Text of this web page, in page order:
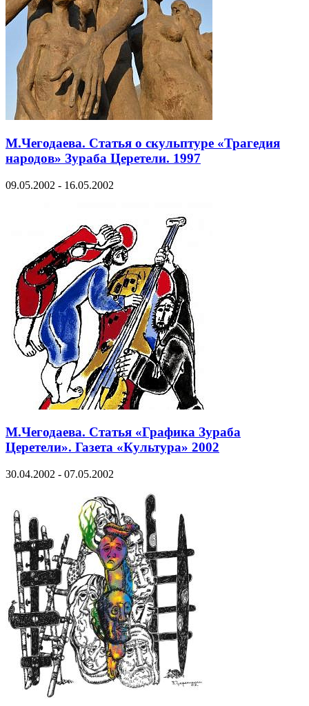
М.Чегодаева. Cтатья о скульптуре «Трагедия
народов» Зураба Церетели. 1997
09.05.2002 - 16.05.2002
М.Чегодаева. Статья «Графика Зураба
Церетели». Газета «Культура» 2002
30.04.2002 - 07.05.2002